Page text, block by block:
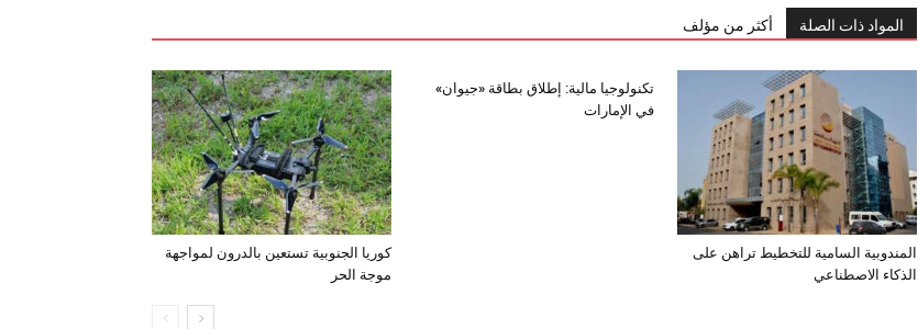
المواد ذات الصلة أكثر من مؤلف
كوريا الجنوبية تستعين بالدرون لمواجهة
موجة الحر
تكنولوجيا مالية: إطلاق بطاقة «جيوان»
في الإمارات
المندوبية السامية للتخطيط تراهن على
الذكاء الاصطناعي